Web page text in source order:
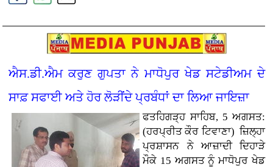
ਐਸ.ਡੀ.ਐਮ ਕਰੁਣ ਗੁਪਤਾ ਨੇ ਮਾਧੋਪੁਰ ਖੇਡ ਸਟੇਡੀਅਮ ਦੇ
ਸਾਫ਼ ਸਫਾਈ ਅਤੇ ਹੋਰ ਲੋੜੀਂਦੇ ਪ੍ਰਬੰਧਾਂ ਦਾ ਲਿਆ ਜਾਇਜ਼ਾ
ਫਤਹਿਗੜ੍ਹ ਸਾਹਿਬ, 5 ਅਗਸਤ:
(ਹਰਪ੍ਰੀਤ ਕੌਰ ਟਿਵਾਣਾ) ਜ਼ਿਲ੍ਹਾ
ਪ੍ਰਸ਼ਾਸਨ ਨੇ ਆਜ਼ਾਦੀ ਦਿਹਾੜੇ
ਮੌਕੇ 15 ਅਗਸਤ ਨੂੰ ਮਾਧੋਪੁਰ ਖੇਡ